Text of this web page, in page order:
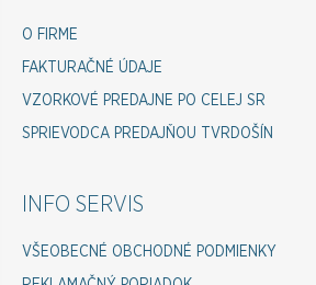
O FIRME
FAKTURAČNÉ ÚDAJE
VZORKOVÉ PREDAJNE PO CELEJ SR
SPRIEVODCA PREDAJŇOU TVRDOŠÍN
INFO SERVIS
VŠEOBECNÉ OBCHODNÉ PODMIENKY